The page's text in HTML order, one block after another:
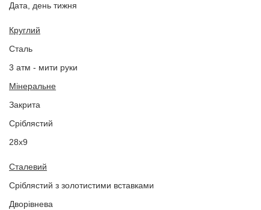
Дата, день тижня
Круглий
Сталь
3 атм - мити руки
Мінеральне
Закрита
Сріблястий
28х9
Сталевий
Сріблястий з золотистими вставками
Дворівнева